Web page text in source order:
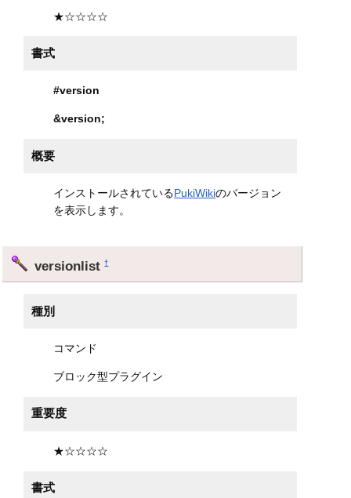
★☆☆☆☆
書式
#version
&version;
概要
インストールされているPukiWikiのバージョン
を表示します。
versionlist†
種別
コマンド
ブロック型プラグイン
重要度
★☆☆☆☆
書式